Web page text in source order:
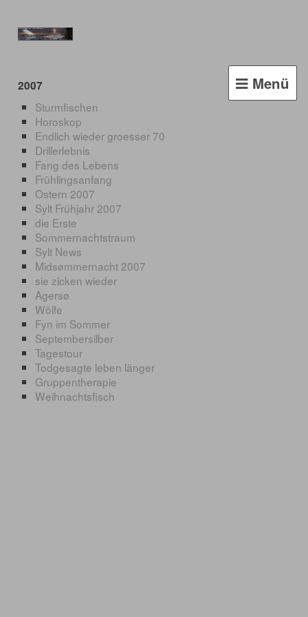
Menü
2007
Sturmfischen
Horoskop
Endlich wieder groesser 70
Drillerlebnis
Fang des Lebens
Frühlingsanfang
Ostern 2007
Sylt Frühjahr 2007
die Erste
Sommernachtstraum
Sylt News
Midsømmernacht 2007
sie zicken wieder
Agersø
Wölfe
Fyn im Sommer
Septembersilber
Tagestour
Todgesagte leben länger
Gruppentherapie
Weihnachtsfisch